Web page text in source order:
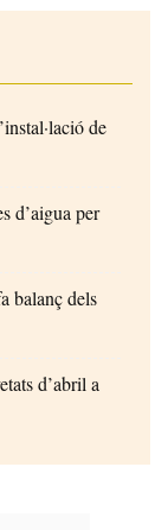
de
d’aigua per
balanç dels
d’abril a